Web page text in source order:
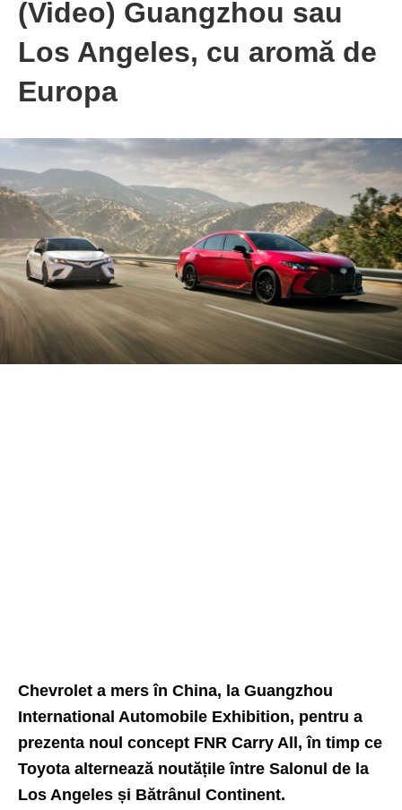
(Video) Guangzhou sau
Los Angeles, cu aromă de
Europa
Chevrolet a mers în China, la Guangzhou
International Automobile Exhibition, pentru a
prezenta noul concept FNR Carry All, în timp ce
Toyota alternează noutățile între Salonul de la
Los Angeles și Bătrânul Continent.